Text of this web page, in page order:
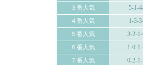
３番人気 5-1-
４番人気 1-3-
５番人気 3-2-
６番人気 1-0-
７番人気 0-2-